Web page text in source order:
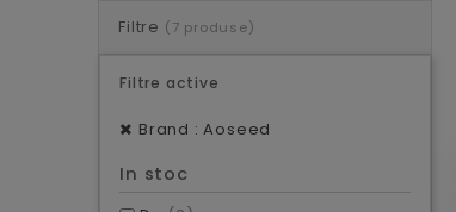
Filtre (7 produse)
Filtre active
Brand : Aoseed
In stoc